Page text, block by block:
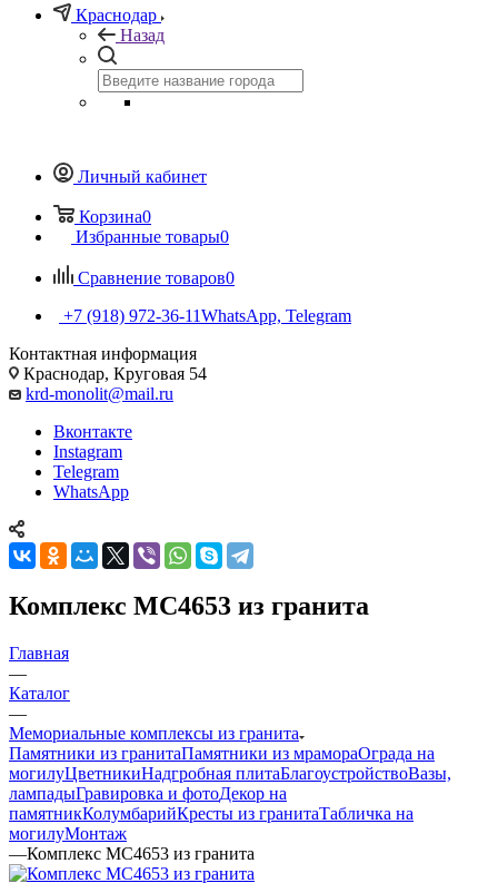
Краснодар
Назад
Личный кабинет
Корзина0
Избранные товары0
Сравнение товаров0
+7 (918) 972-36-11WhatsApp, Telegram
Контактная информация
Краснодар, Круговая 54
krd-monolit@mail.ru
Вконтакте
Instagram
Telegram
WhatsApp
Комплекс МС4653 из гранита
Главная
—
Каталог
—
Мемориальные комплексы из гранита
Памятники из гранитаПамятники из мрамораОграда на
могилуЦветникиНадгробная плитаБлагоустройствоВазы,
лампадыГравировка и фотоДекор на
памятникКолумбарийКресты из гранитаТабличка на
могилуМонтаж
—Комплекс МС4653 из гранита